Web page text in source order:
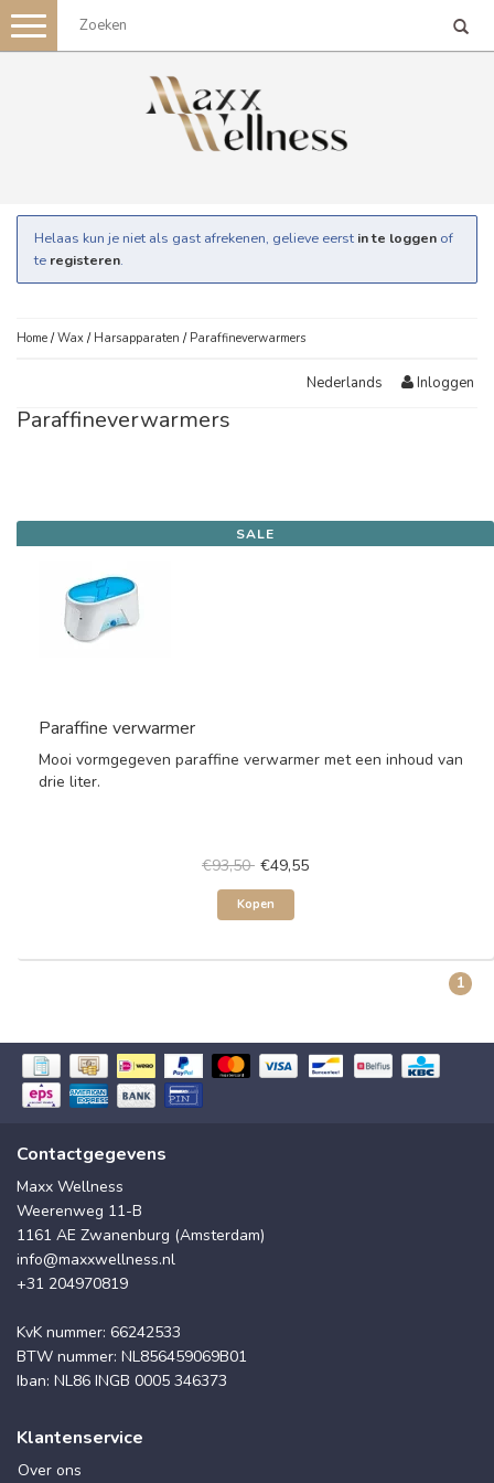
Toggle
navigation
Helaas kun je niet als gast afrekenen, gelieve eerst in te loggen of
te registeren.
Home /Wax / Harsapparaten / Paraffineverwarmers
Nederlands Inloggen
Paraffineverwarmers
SALE
Paraffine verwarmer
Mooi vormgegeven paraffine verwarmer met een inhoud van
drie liter.
€93,50 €49,55
Kopen
1
Contactgegevens
Maxx Wellness
Weerenweg 11-B
1161 AE Zwanenburg (Amsterdam)
info@maxxwellness.nl
+31 204970819
KvK nummer: 66242533
BTW nummer: NL856459069B01
Iban: NL86 INGB 0005 346373
Klantenservice
Over ons